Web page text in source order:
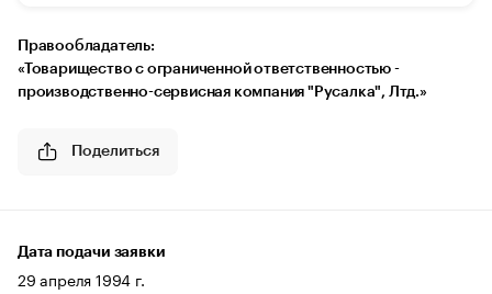
Правообладатель:
«Товарищество с ограниченной ответственностью -
производственно-сервисная компания "Русалка", Лтд.»
Поделиться
Дата подачи заявки
29 апреля 1994 г.